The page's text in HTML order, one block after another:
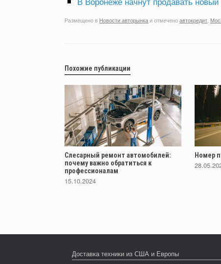
Размещено в Новости авторынкаи отмеченоавтокредит
Похожие публикации
Слесарный ремонт автомобилей:
почему важно обратиться к
профессионалам
15.10.2024
Номер
Доставка техники из США и Европы